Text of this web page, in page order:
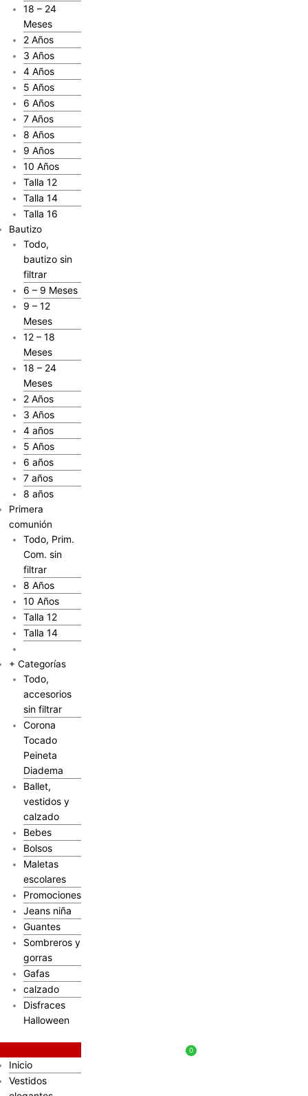
18 – 24
Meses
2 Años
3 Años
4 Años
5 Años
6 Años
7 Años
8 Años
9 Años
10 Años
Talla 12
Talla 14
Talla 16
Bautizo
Todo,
bautizo sin
filtrar
6 – 9 Meses
9 – 12
Meses
12 – 18
Meses
18 – 24
Meses
2 Años
3 Años
4 años
5 Años
6 años
7 años
8 años
Primera
comunión
Todo, Prim.
Com. sin
filtrar
8 Años
10 Años
Talla 12
Talla 14
+ Categorías
Todo,
accesorios
sin filtrar
Corona
Tocado
Peineta
Diadema
Ballet,
vestidos y
calzado
Bebes
Bolsos
Maletas
escolares
Promociones
Jeans niña
Guantes
Sombreros y
gorras
Gafas
calzado
Disfraces
Halloween
Inicio
Vestidos
0